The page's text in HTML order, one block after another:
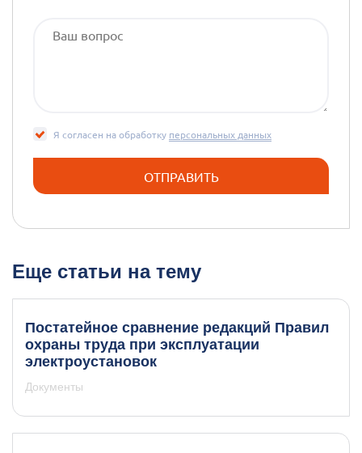
Я согласен на обработку персональных данных
Еще статьи на тему
Постатейное сравнение редакций Правил
охраны труда при эксплуатации
электроустановок
Документы